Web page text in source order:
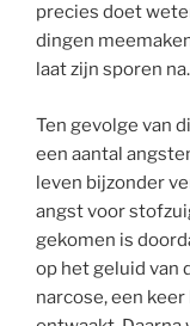
precies doet
dingen
laat zijn sporen na.
Ten gevolge van
een aantal
leven bijzonder
angst voor
gekomen is
op het geluid van
narcose, een